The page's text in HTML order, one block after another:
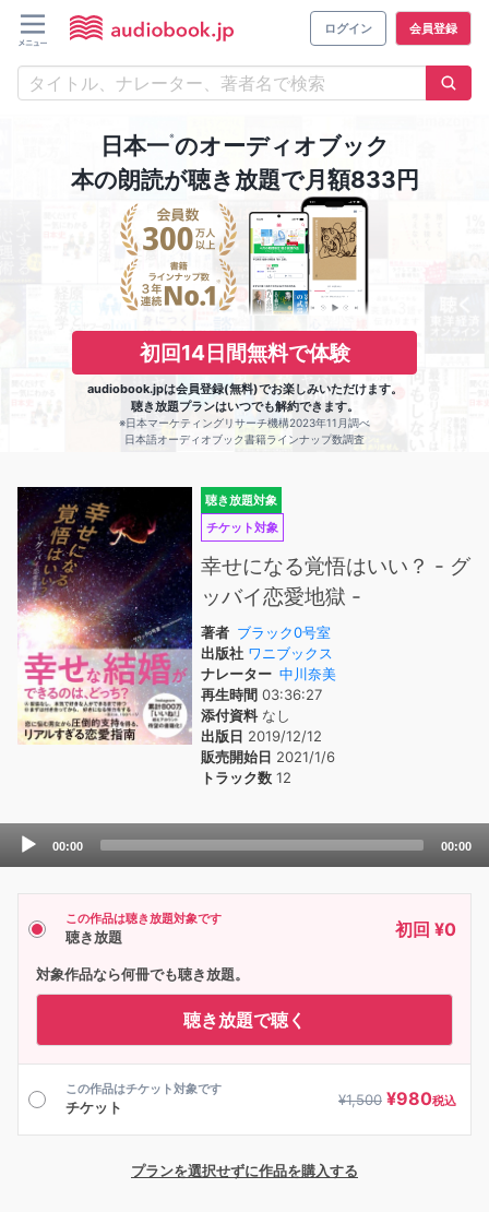
ログイン 会員登録
日本一※のオーディオブック
本の朗読が聴き放題で月額833円
初回14日間無料で体験
audiobook.jpは会員登録(無料)でお楽しみいただけます。
聴き放題プランはいつでも解約できます。
※日本マーケティングリサーチ機構2023年11月調べ
日本語オーディオブック書籍ラインナップ数調査
聴き放題対象
チケット対象
幸せになる覚悟はいい？ - グ
ッバイ恋愛地獄 -
著者 ブラック0号室
出版社 ワニブックス
ナレーター 中川奈美
再生時間 03:36:27
添付資料なし
出版日 2019/12/12
販売開始日 2021/1/6
トラック数 12
Audio
00:00 00:00
この作品は聴き放題対象です
聴き放題 初回 ¥0
対象作品なら何冊でも聴き放題。
聴き放題で聴く
この作品はチケット対象です
チケット ¥1,500 ¥980税込
プランを選択せずに作品を購入する